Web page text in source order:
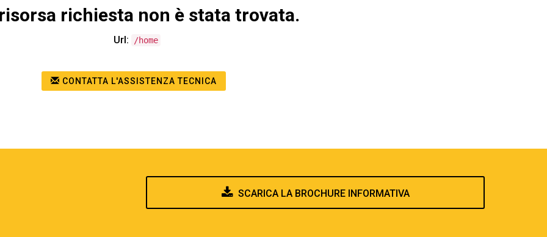
richiesta non è stata trovata.
Url: /home
CONTATTA L'ASSISTENZA TECNICA
SCARICA LA BROCHURE INFORMATIVA